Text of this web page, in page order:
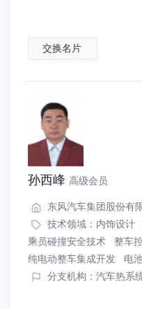
交换名片
孙西峰 高级会员
东风汽车集团股份有
技术领域： 内饰设计
乘员碰撞安全技术 整车
纯电动整车集成开发
电
分支机构：汽车热系